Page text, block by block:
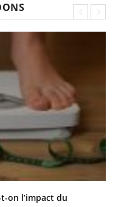
on l’impact du